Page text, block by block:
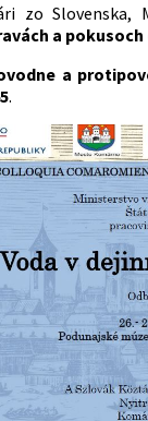
zo Slovenska,
a
a
.